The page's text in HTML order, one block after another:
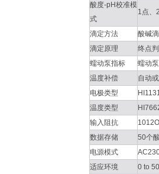
酸度-pH校准模
式
1点、
滴定方法
酸碱
滴定原理
终点
蠕动泵指标
蠕动
温度补偿
自动
电极类型
温度类型
输入阻抗
数据存储
50个
电源模式
适应环境
0 to